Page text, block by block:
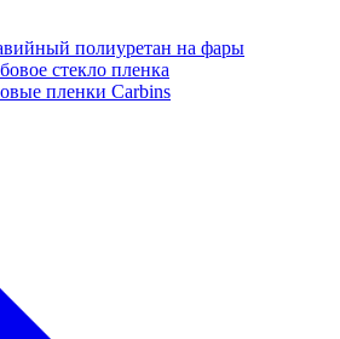
полиуретан на фары
стекло пленка
пленки Carbins